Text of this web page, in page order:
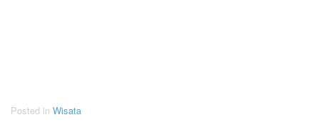
Posted in Wisata